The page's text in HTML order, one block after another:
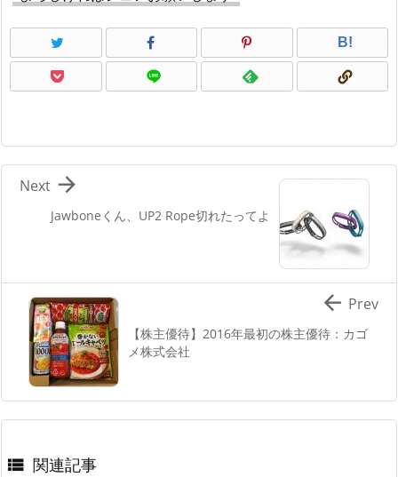
B!
Jawboneくん、UP2 Rope切れたってよ

Next
【株主優待】2016年最初の株主優待：カゴ
メ株式会社
 Prev
 関連記事